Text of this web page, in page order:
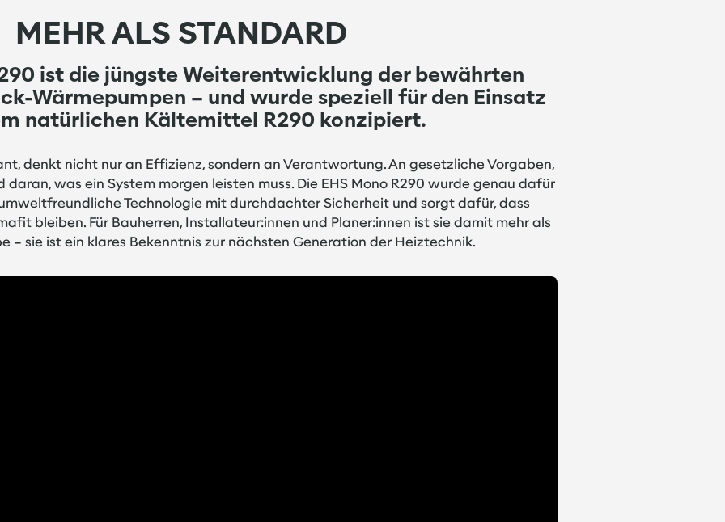
MEHR ALS STANDARD
ist die jüngste Weiterentwicklung der bewährten
Wärmepumpen – und wurde speziell für den Einsatz
natürlichen Kältemittel R290 konzipiert.
denkt nicht nur an Effizienz, sondern an Verantwortung. An gesetzliche Vorgaben,
was ein System morgen leisten muss. Die EHS Mono R290 wurde genau dafür
Technologie mit durchdachter Sicherheit und sorgt dafür, dass
bleiben. Für Bauherren, Installateur:innen und Planer:innen ist sie damit mehr als
– sie ist ein klares Bekenntnis zur nächsten Generation der Heiztechnik.